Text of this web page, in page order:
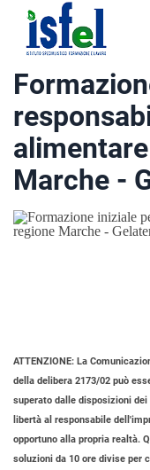
Isfel
Istituto
specialistico
formazione
e
lavoro
Marche -
ATTENZIONE: La
della delibera 2173/02 può
superato dalle disposizioni
libertà al responsabile
opportuno alla propria realtà.
soluzioni da 10 ore divise per